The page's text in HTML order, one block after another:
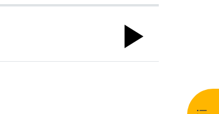
Play